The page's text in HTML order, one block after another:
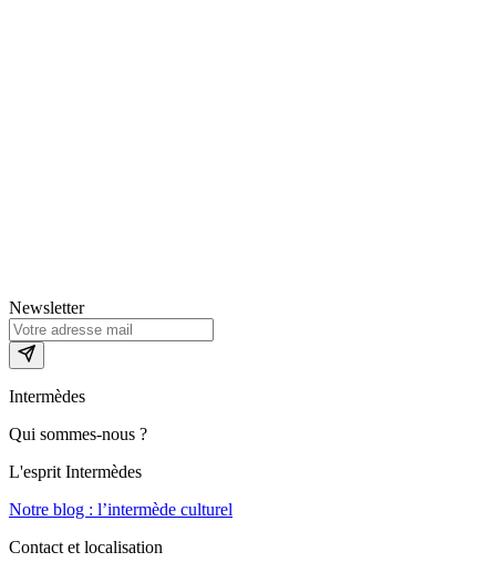
Newsletter
Intermèdes
Qui sommes-nous ?
L'esprit Intermèdes
Notre blog : l’intermède culturel
Contact et localisation